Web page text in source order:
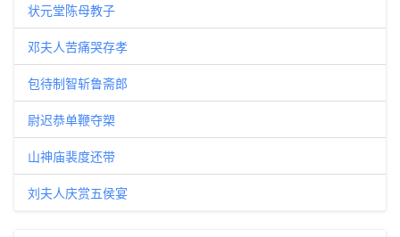
状元堂陈母教子
邓夫人苦痛哭存孝
包待制智斩鲁斋郎
尉迟恭单鞭夺槊
山神庙裴度还带
刘夫人庆赏五侯宴